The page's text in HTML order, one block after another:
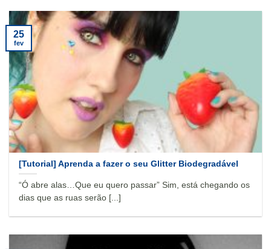
[Tutorial] Aprenda a fazer o seu Glitter Biodegradável
“Ó abre alas…Que eu quero passar” Sim, está chegando os
dias que as ruas serão [...]
25
fev